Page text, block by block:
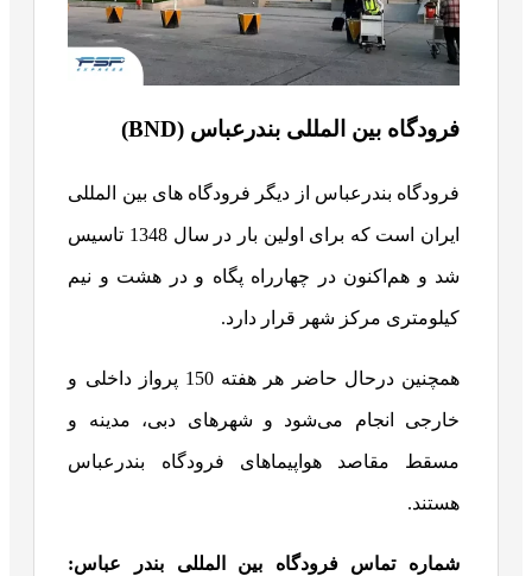
فرودگاه بین المللی بندرعباس (BND)
فرودگاه بندرعباس از دیگر فرودگاه های بین المللی
ایران است که برای اولین بار در سال 1348 تاسیس
شد و هم‌اکنون در چهارراه پگاه و در هشت و نیم
کیلومتری مرکز شهر قرار دارد.
همچنین درحال حاضر هر هفته 150 پرواز داخلی و
خارجی انجام می‌شود و شهرهای دبی، مدینه و
مسقط مقاصد هواپیماهای فرودگاه بندرعباس
هستند.
شماره تماس فرودگاه بین المللی بندر عباس: